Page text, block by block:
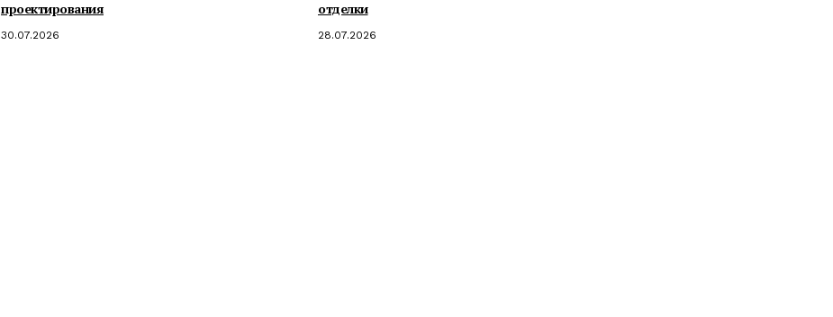
проектирования
30.07.2026
отделки
28.07.2026